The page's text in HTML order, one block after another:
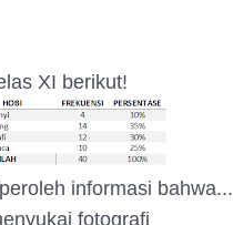
XI berikut!
informasi bahwa...
fotografi